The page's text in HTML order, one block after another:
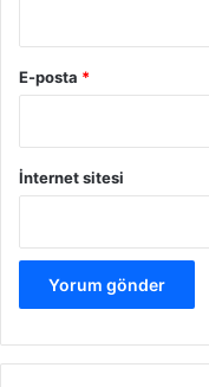
E-posta *
İnternet sitesi